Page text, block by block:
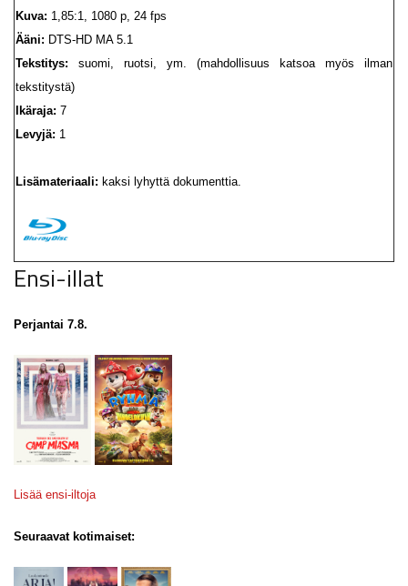
Kuva: 1,85:1, 1080 p, 24 fps
Ääni: DTS-HD MA 5.1
Tekstitys: suomi, ruotsi, ym. (mahdollisuus katsoa myös ilman
tekstitystä)
Ikäraja: 7
Levyjä: 1
Lisämateriaali: kaksi lyhyttä dokumenttia.
Ensi-illat
Perjantai 7.8.
Lisää ensi-iltoja
Seuraavat kotimaiset: